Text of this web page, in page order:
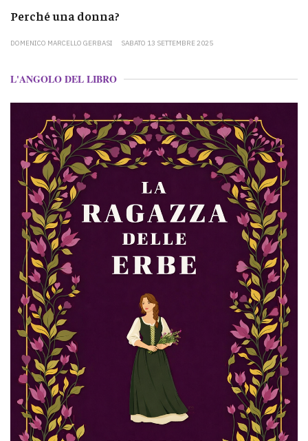
Perché una donna?
DOMENICO MARCELLO GERBASI SABATO 13 SETTEMBRE 2025
L'ANGOLO DEL LIBRO